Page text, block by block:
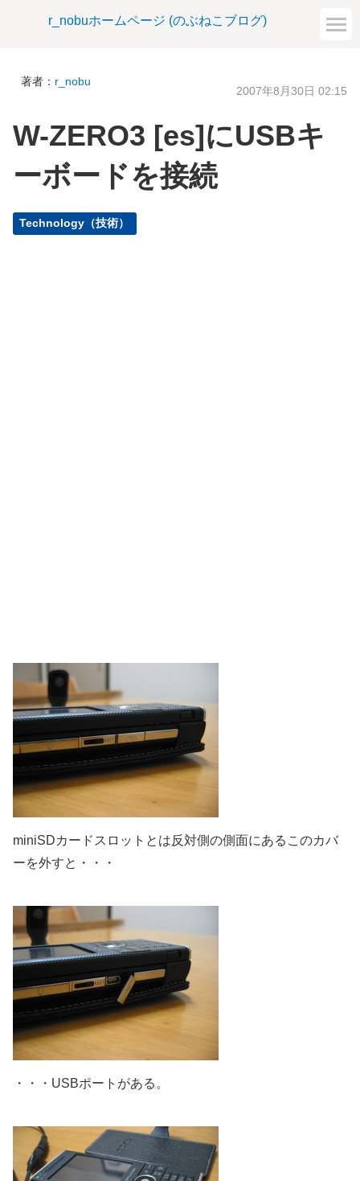
r_nobuホームページ (のぶねこブログ)
著者： r_nobu
2007年8月30日 02:15
W-ZERO3 [es]にUSBキ
ーボードを接続
Technology（技術）
miniSDカードスロットとは反対側の側面にあるこのカバ
ーを外すと・・・
・・・USBポートがある。